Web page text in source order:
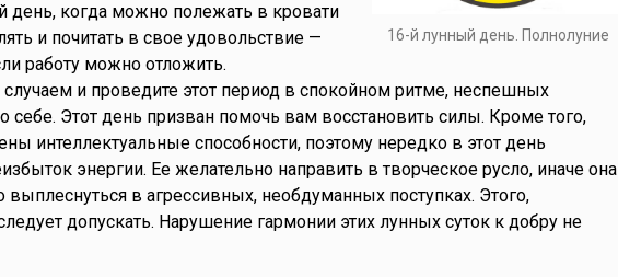
16-й лунный день. Полнолуние
день, когда можно полежать в кровати
и почитать в свое удовольствие —
работу можно отложить.
случаем и проведите этот период в спокойном ритме, неспешных
Этот день призван помочь вам восстановить силы. Кроме того,
интеллектуальные способности, поэтому нередко в этот день
энергии. Ее желательно направить в творческое русло, иначе она
в агрессивных, необдуманных поступках. Этого,
допускать. Нарушение гармонии этих лунных суток к добру не